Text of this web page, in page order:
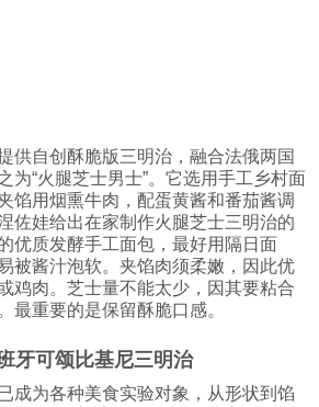
供自创酥脆版三明治，融合法俄两国
为“火腿芝士男士”。它选用手工乡村面
馅用烟熏牛肉，配蛋黄酱和番茄酱调
佐娃给出在家制作火腿芝士三明治的
优质发酵手工面包，最好用隔日面
被酱汁泡软。夹馅肉须柔嫩，因此优
鸡肉。芝士量不能太少，因其要粘合
最重要的是保留酥脆口感。
牙可颂比基尼三明治
成为各种美食实验对象，从形状到馅